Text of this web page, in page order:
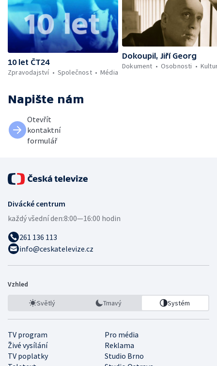
10 let ČT24
Zpravodajství
Společnost Média
Dokoupil, Jiří Georg
Dokument
Osobnosti
Napište nám
Otevřít
kontaktní
formulář
Divácké centrum
každý všední den:8:00—16:00 hodin
261 136 113
info@ceskatelevize.cz
Vzhled
Světlý Tmavý Systém
TV program
Pro média
Živé vysílání
Reklama
TV poplatky
Studio Brno